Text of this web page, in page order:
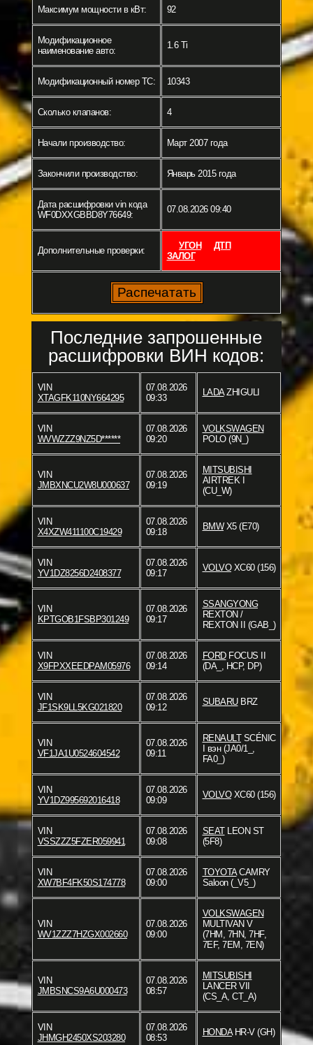
Максимум мощности в кВт: 92
Модификационное
наименование авто:
1.6 Ti
Модификационный номер ТС: 10343
Сколько клапанов: 4
Начали производство: Март 2007 года
Закончили производство: Январь 2015 года
Дата расшифровки vin кода
WF0DXXGBBD8Y76649:
07.08.2026 09:40
Дополнительные проверки: УГОН
ДТП
ЗАЛОГ
Последние запрошенные
расшифровки ВИН кодов:
VIN
XTAGFK110NY664295
07.08.2026
09:33
LADAZHIGULI
VIN
WVWZZZ9NZ5D******
07.08.2026
09:20
VOLKSWAGEN
POLO (9N_)
VIN
JMBXNCU2W8U000637
07.08.2026
09:19
MITSUBISHI
AIRTREK I
(CU_W)
VIN
X4XZW411100C19429
07.08.2026
09:18
BMWX5 (E70)
VIN
YV1DZ8256D2408377
07.08.2026
09:17
VOLVOXC60 (156)
VIN
KPTGOB1FSBP301249
07.08.2026
09:17
SSANGYONG
REXTON /
REXTON II (GAB_)
VIN
X9FPXXEEDPAM05976
07.08.2026
09:14
FORDFOCUS II
(DA_, HCP, DP)
VIN
JF1SK9LL5KG021820
07.08.2026
09:12
SUBARUBRZ
VIN
VF1JA1U0524604542
07.08.2026
09:11
RENAULTSCÉNIC
I вэн (JA0/1_,
FA0_)
VIN
YV1DZ995692016418
07.08.2026
09:09
VOLVOXC60 (156)
VIN
VSSZZZ5FZER059941
07.08.2026
09:08
SEATLEON ST
(5F8)
VIN
XW7BF4FK50S174778
07.08.2026
09:00
TOYOTACAMRY
Saloon (_V5_)
VIN
WV1ZZZ7HZGX002660
07.08.2026
09:00
VOLKSWAGEN
MULTIVAN V
(7HM, 7HN, 7HF,
7EF, 7EM, 7EN)
VIN
JMBSNCS9A6U000473
07.08.2026
08:57
MITSUBISHI
LANCER VII
(CS_A, CT_A)
VIN
JHMGH2450XS203280
07.08.2026
08:53
HONDAHR-V (GH)